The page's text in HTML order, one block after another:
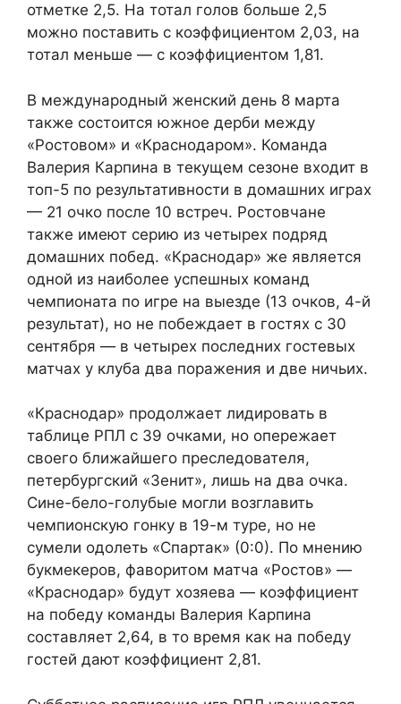
отметке 2,5. На тотал голов больше 2,5
можно поставить с коэффициентом 2,03, на
тотал меньше — с коэффициентом 1,81.
В международный женский день 8 марта
также состоится южное дерби между
«Ростовом» и «Краснодаром». Команда
Валерия Карпина в текущем сезоне входит в
топ-5 по результативности в домашних играх
— 21 очко после 10 встреч. Ростовчане
также имеют серию из четырех подряд
домашних побед. «Краснодар» же является
одной из наиболее успешных команд
чемпионата по игре на выезде (13 очков, 4-й
результат), но не побеждает в гостях с 30
сентября — в четырех последних гостевых
матчах у клуба два поражения и две ничьих.
«Краснодар» продолжает лидировать в
таблице РПЛ с 39 очками, но опережает
своего ближайшего преследователя,
петербургский «Зенит», лишь на два очка.
Сине-бело-голубые могли возглавить
чемпионскую гонку в 19-м туре, но не
сумели одолеть «Спартак» (0:0). По мнению
букмекеров, фаворитом матча «Ростов» —
«Краснодар» будут хозяева — коэффициент
на победу команды Валерия Карпина
составляет 2,64, в то время как на победу
гостей дают коэффициент 2,81.